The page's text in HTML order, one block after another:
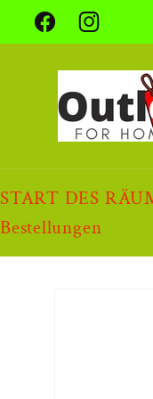
Direkt
zum
Inhalt
FacebookInstagram
START DES
Bestellungen